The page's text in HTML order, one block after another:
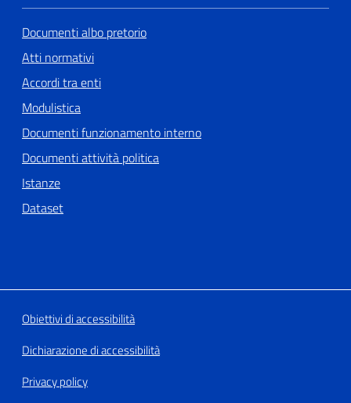
Documenti albo pretorio
Atti normativi
Accordi tra enti
Modulistica
Documenti funzionamento interno
Documenti attività politica
Istanze
Dataset
Obiettivi di accessibilità
Dichiarazione di accessibilità
Privacy policy